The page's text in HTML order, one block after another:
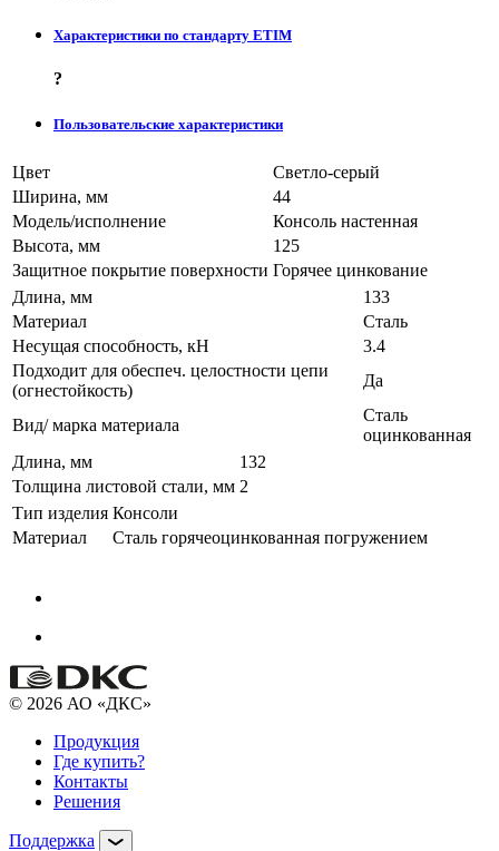
Характеристики по стандарту ETIM
?
Пользовательские характеристики
Цвет
Светло-серый
Ширина, мм
44
Модель/исполнение
Консоль настенная
Высота, мм
125
Защитное покрытие поверхности Горячее цинкование
Длина, мм
133
Материал
Сталь
Несущая способность, кН
3.4
Подходит для обеспеч. целостности цепи
(огнестойкость)
Да
Вид/ марка материала
Сталь
оцинкованная
Длина, мм
132
Толщина листовой стали, мм 2
Тип изделия Консоли
Материал
Сталь горячеоцинкованная погружением
© 2026 АО «ДКС»
Продукция
Где купить?
Контакты
Решения
Поддержка